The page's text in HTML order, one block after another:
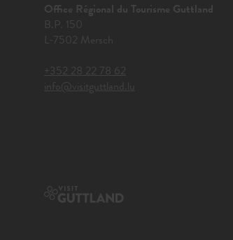
Office Régional du Tourisme Guttland
B.P. 150
L-7502 Mersch
+352 28 22 78 62
info@visitguttland.lu